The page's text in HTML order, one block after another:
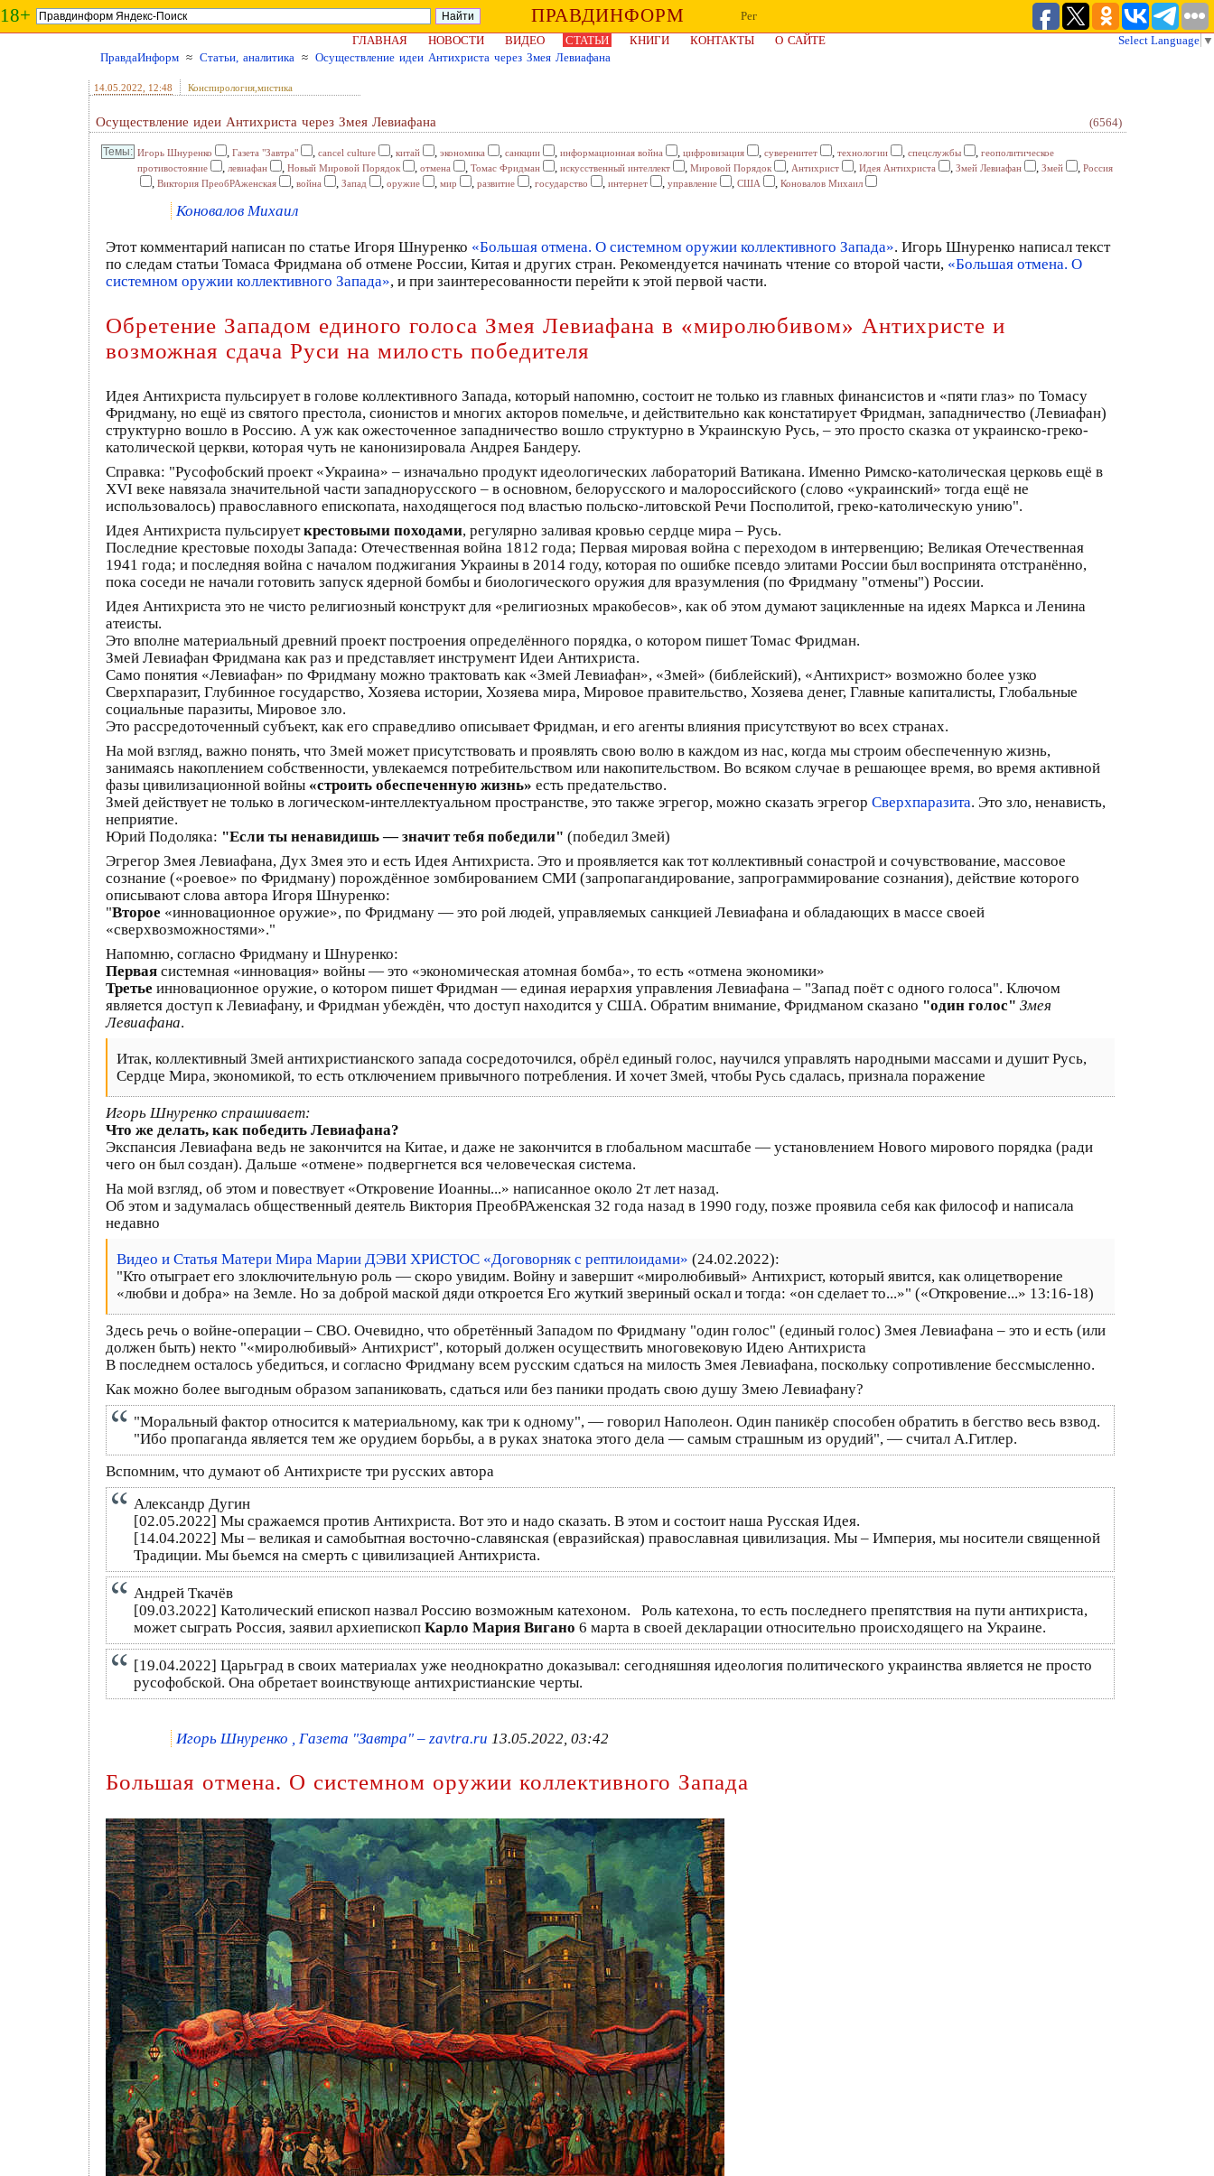
18+ ПРАВДИНФОРМ
Рег
ГЛАВНАЯ
НОВОСТИ ВИДЕО СТАТЬИ КНИГИ КОНТАКТЫ О САЙТЕ Select Language ▼
ПравдаИнформ ≈ Статьи, аналитика ≈ Осуществление идеи Антихриста через Змея Левиафана
14.05.2022 , 12:48 Конспирология,мистика
Осуществление идеи Антихриста через Змея Левиафана (6564)
Игорь Шнуренко , Газета "Завтра" , cancel culture , китай , экономика , санкции , информационная война , цифровизация , суверенитет , технологии , спецслужбы , геополитическое
противостояние
, левиафан , Новый Мировой Порядок , отмена , Томас Фридман , искусственный интеллект , Мировой Порядок , Антихрист , Идея Антихриста , Змей Левиафан , Змей , Россия
, Виктория ПреобРАженская , война , Запад , оружие , мир , развитие , государство , интернет , управление , США , Коновалов Михаил
Коновалов Михаил
Этот комментарий написан по статье Игоря Шнуренко «Большая отмена. О системном оружии коллективного Запада». Игорь Шнуренко написал текст
по следам статьи Томаса Фридмана об отмене России, Китая и других стран. Рекомендуется начинать чтение со второй части, «Большая отмена. О
системном оружии коллективного Запада», и при заинтересованности перейти к этой первой части.
Обретение Западом единого голоса Змея Левиафана в «миролюбивом» Антихристе и
возможная сдача Руси на милость победителя
Идея Антихриста пульсирует в голове коллективного Запада, который напомню, состоит не только из главных финансистов и «пяти глаз» по Томасу
Фридману, но ещё из святого престола, сионистов и многих акторов помельче, и действительно как констатирует Фридман, западничество (Левиафан)
структурно вошло в Россию. А уж как ожесточенное западничество вошло структурно в Украинскую Русь, – это просто сказка от украинско-греко-
католической церкви, которая чуть не канонизировала Андрея Бандеру.
Справка: "Русофобский проект «Украина» – изначально продукт идеологических лабораторий Ватикана. Именно Римско-католическая церковь ещё в
XVI веке навязала значительной части западнорусского – в основном, белорусского и малороссийского (слово «украинский» тогда ещё не
использовалось) православного епископата, находящегося под властью польско-литовской Речи Посполитой, греко-католическую унию".
Идея Антихриста пульсируеткрестовыми походами, регулярно заливая кровью сердце мира – Русь.
Последние крестовые походы Запада: Отечественная война 1812 года; Первая мировая война с переходом в интервенцию; Великая Отечественная
1941 года; и последняя война с началом поджигания Украины в 2014 году, которая по ошибке псевдо элитами России был воспринята отстранённо,
пока соседи не начали готовить запуск ядерной бомбы и биологического оружия для вразумления (по Фридману "отмены") России.
Идея Антихриста это не чисто религиозный конструкт для «религиозных мракобесов», как об этом думают зацикленные на идеях Маркса и Ленина
атеисты.
Это вполне материальный древний проект построения определённого порядка, о котором пишет Томас Фридман.
Змей Левиафан Фридмана как раз и представляет инструмент Идеи Антихриста.
Само понятия «Левиафан» по Фридману можно трактовать как «Змей Левиафан», «Змей» (библейский), «Антихрист» возможно более узко
Сверхпаразит, Глубинное государство, Хозяева истории, Хозяева мира, Мировое правительство, Хозяева денег, Главные капиталисты, Глобальные
социальные паразиты, Мировое зло.
Это рассредоточенный субъект, как его справедливо описывает Фридман, и его агенты влияния присутствуют во всех странах.
На мой взгляд, важно понять, что Змей может присутствовать и проявлять свою волю в каждом из нас, когда мы строим обеспеченную жизнь,
занимаясь накоплением собственности, увлекаемся потребительством или накопительством. Во всяком случае в решающее время, во время активной
фазы цивилизационной войны «строить обеспеченную жизнь» есть предательство.
Змей действует не только в логическом-интеллектуальном пространстве, это также эгрегор, можно сказать эгрегор Сверхпаразита. Это зло, ненависть,
неприятие.
Юрий Подоляка: "Если ты ненавидишь — значит тебя победили" (победил Змей)
Эгрегор Змея Левиафана, Дух Змея это и есть Идея Антихриста. Это и проявляется как тот коллективный сонастрой и сочувствование, массовое
сознание («роевое» по Фридману) порождённое зомбированием СМИ (запропагандирование, запрограммирование сознания), действие которого
описывают слова автора Игоря Шнуренко:
"Второе «инновационное оружие», по Фридману — это рой людей, управляемых санкцией Левиафана и обладающих в массе своей
«сверхвозможностями»."
Напомню, согласно Фридману и Шнуренко:
Первая системная «инновация» войны — это «экономическая атомная бомба», то есть «отмена экономики»
Третье инновационное оружие, о котором пишет Фридман — единая иерархия управления Левиафана – "Запад поёт с одного голоса". Ключом
является доступ к Левиафану, и Фридман убеждён, что доступ находится у США. Обратим внимание, Фридманом сказано "один голос" Змея
Левиафана.
Итак, коллективный Змей антихристианского запада сосредоточился, обрёл единый голос, научился управлять народными массами и душит Русь,
Сердце Мира, экономикой, то есть отключением привычного потребления. И хочет Змей, чтобы Русь сдалась, признала поражение
Игорь Шнуренко спрашивает:
Что же делать, как победить Левиафана?
Экспансия Левиафана ведь не закончится на Китае, и даже не закончится в глобальном масштабе — установлением Нового мирового порядка (ради
чего он был создан). Дальше «отмене» подвергнется вся человеческая система.
На мой взгляд, об этом и повествует «Откровение Иоанны...» написанное около 2т лет назад.
Об этом и задумалась общественный деятель Виктория ПреобРАженская 32 года назад в 1990 году, позже проявила себя как философ и написала
недавно
Видео и Статья Матери Мира Марии ДЭВИ ХРИСТОС «Договорняк с рептилоидами» (24.02.2022):
"Кто отыграет его злоключительную роль — скоро увидим. Войну и завершит «миролюбивый» Антихрист, который явится, как олицетворение
«любви и добра» на Земле. Но за доброй маской дяди откроется Его жуткий звериный оскал и тогда: «он сделает то...»" («Откровение...» 13:16-18)
Здесь речь о войне-операции – СВО. Очевидно, что обретённый Западом по Фридману "один голос" (единый голос) Змея Левиафана – это и есть (или
должен быть) некто "«миролюбивый» Антихрист", который должен осуществить многовековую Идею Антихриста
В последнем осталось убедиться, и согласно Фридману всем русским сдаться на милость Змея Левиафана, поскольку сопротивление бессмысленно.
Как можно более выгодным образом запаниковать, сдаться или без паники продать свою душу Змею Левиафану?
"Моральный фактор относится к материальному, как три к одному", — говорил Наполеон. Один паникёр способен обратить в бегство весь взвод.
"Ибо пропаганда является тем же орудием борьбы, а в руках знатока этого дела — самым страшным из орудий", — считал А.Гитлер.
Вспомним, что думают об Антихристе три русских автора
Александр Дугин
[02.05.2022] Мы сражаемся против Антихриста. Вот это и надо сказать. В этом и состоит наша Русская Идея.
[14.04.2022] Мы – великая и самобытная восточно-славянская (евразийская) православная цивилизация. Мы – Империя, мы носители священной
Традиции. Мы бьемся на смерть с цивилизацией Антихриста.
Андрей Ткачёв
[09.03.2022] Католический епископ назвал Россию возможным катехоном.⠀Роль катехона, то есть последнего препятствия на пути антихриста,
может сыграть Россия, заявил архиепископ Карло Мария Вигано 6 марта в своей декларации относительно происходящего на Украине.
[19.04.2022] Царьград в своих материалах уже неоднократно доказывал: сегодняшняя идеология политического украинства является не просто
русофобской. Она обретает воинствующе антихристианские черты.
Игорь Шнуренко , Газета "Завтра" – zavtra.ru 13.05.2022, 03:42
Большая отмена. О системном оружии коллективного Запада